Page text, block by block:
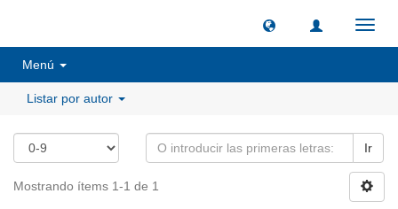
Menú
Listar por autor
Ir
Mostrando ítems 1-1 de 1